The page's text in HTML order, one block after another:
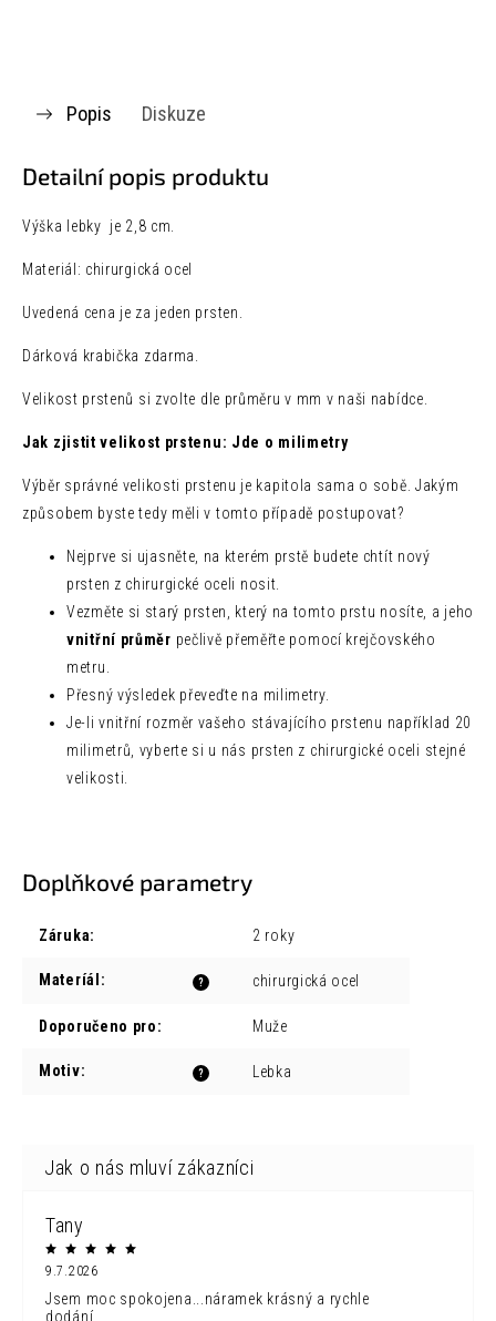
Popis Diskuze
Detailní popis produktu
Výška lebky je 2,8 cm.
Materiál: chirurgická ocel
Uvedená cena je za jeden prsten.
Dárková krabička zdarma.
Velikost prstenů si zvolte dle průměru v mm v naši nabídce.
Jak zjistit velikost prstenu: Jde o milimetry
Výběr správné velikosti prstenu je kapitola sama o sobě. Jakým
způsobem byste tedy měli v tomto případě postupovat?
Nejprve si ujasněte, na kterém prstě budete chtít nový
prsten z chirurgické oceli nosit.
Vezměte si starý prsten, který na tomto prstu nosíte, a jeho
vnitřní průměr pečlivě přeměřte pomocí krejčovského
metru.
Přesný výsledek převeďte na milimetry.
Je-li vnitřní rozměr vašeho stávajícího prstenu například 20
milimetrů, vyberte si u nás prsten z chirurgické oceli stejné
velikosti.
Doplňkové parametry
Záruka: 2 roky
?
Materíál : chirurgická ocel
Doporučeno pro: Muže
?
Motiv: Lebka
Tany
9.7.2026
Jsem moc spokojena...náramek krásný a rychle
dodání...